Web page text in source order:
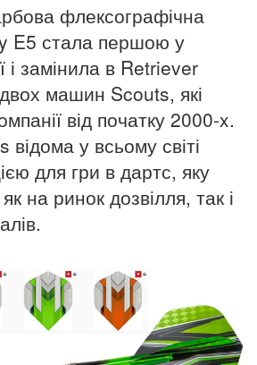
флексографічна
E5 стала першою у
і замінила в Retriever
машин Scouts, які
від початку 2000-x.
у всьому світі
для гри в дартс, яку
на ринок дозвілля, так і